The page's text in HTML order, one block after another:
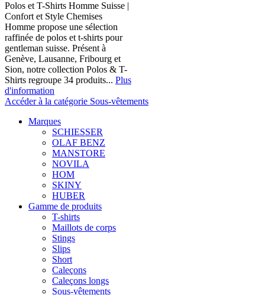
Polos et T-Shirts Homme Suisse |
Confort et Style Chemises
Homme propose une sélection
raffinée de polos et t-shirts pour
gentleman suisse. Présent à
Genève, Lausanne, Fribourg et
Sion, notre collection Polos & T-
Shirts regroupe 34 produits... Plus
d'information
Accéder à la catégorie Sous-vêtements
Marques
SCHIESSER
OLAF BENZ
MANSTORE
NOVILA
HOM
SKINY
HUBER
Gamme de produits
T-shirts
Maillots de corps
Stings
Slips
Short
Caleçons
Caleçons longs
Sous-vêtements